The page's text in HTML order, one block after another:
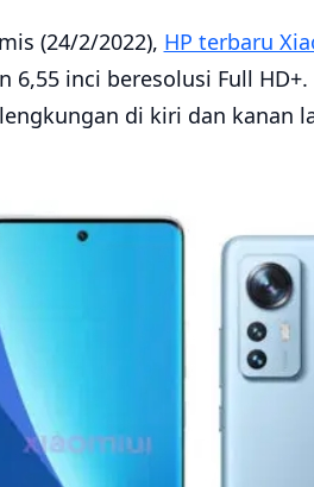
(24/2/2022), HP terbaru
6,55 inci beresolusi Full
di kiri dan kanan